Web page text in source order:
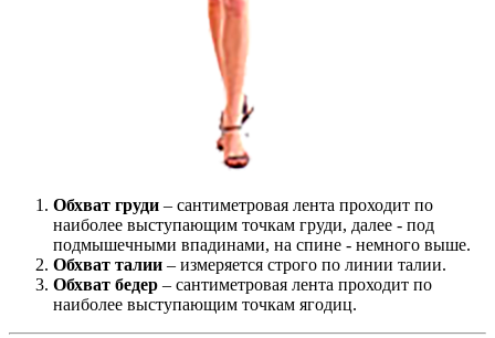
Обхват груди – сантиметровая лента проходит по
наиболее выступающим точкам груди, далее - под
подмышечными впадинами, на спине - немного выше.
Обхват талии – измеряется строго по линии талии.
Обхват бедер – сантиметровая лента проходит по
наиболее выступающим точкам ягодиц.